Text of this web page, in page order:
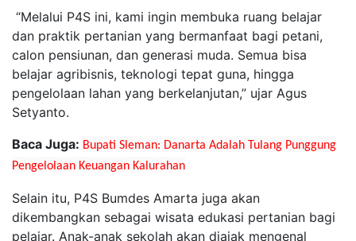
“Melalui P4S ini, kami ingin membuka ruang belajar
dan praktik pertanian yang bermanfaat bagi petani,
calon pensiunan, dan generasi muda. Semua bisa
belajar agribisnis, teknologi tepat guna, hingga
pengelolaan lahan yang berkelanjutan,” ujar Agus
Setyanto.
Baca Juga: Bupati Sleman: Danarta Adalah Tulang Punggung
Pengelolaan Keuangan Kalurahan
Selain itu, P4S Bumdes Amarta juga akan
dikembangkan sebagai wisata edukasi pertanian bagi
pelajar. Anak-anak sekolah akan diajak mengenal